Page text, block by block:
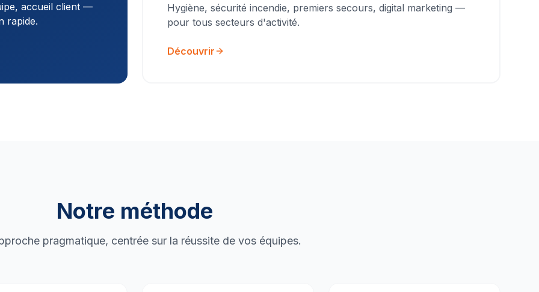
accueil client —
rapide.
Hygiène, sécurité incendie, premiers secours, digital marketing —
pour tous secteurs d'activité.
Découvrir
Notre méthode
pragmatique, centrée sur la réussite de vos équipes.